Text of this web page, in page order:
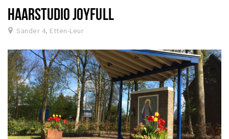
HAARSTUDIO JOYFULL
Sander 4, Etten-Leur